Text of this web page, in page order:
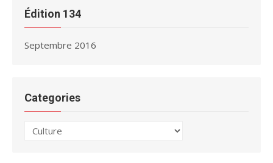
Édition 134
Septembre 2016
Categories
Categories